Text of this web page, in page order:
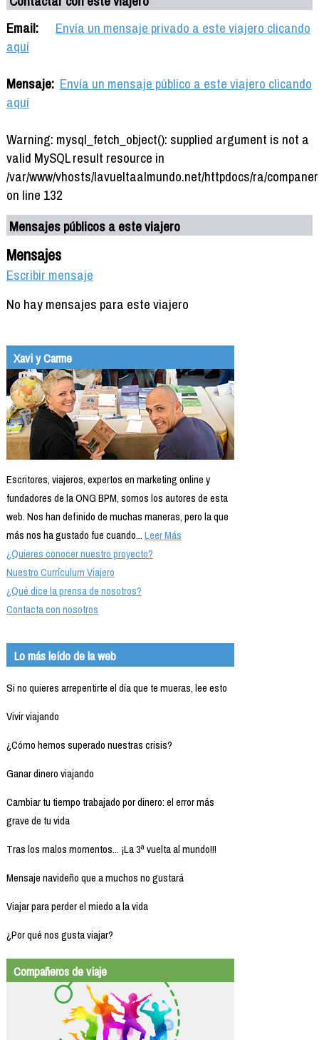
Email:
Envía un mensaje privado a este viajero clicando
aquí
Mensaje: Envía un mensaje público a este viajero clicando
aquí
Warning: mysql_fetch_object(): supplied argument is not a
valid MySQL result resource in
/var/www/vhosts/lavueltaalmundo.net/httpdocs/ra/
on line 132
Mensajes públicos a este viajero
Mensajes
Escribir mensaje
No hay mensajes para este viajero
Xavi y Carme
Escritores, viajeros, expertos en marketing online y
fundadores de la ONG BPM, somos los autores de esta
web. Nos han definido de muchas maneras, pero la que
más nos ha gustado fue cuando...Leer Más
¿Quieres conocer nuestro proyecto?
Nuestro Currículum Viajero
¿Qué dice la prensa de nosotros?
Contacta con nosotros
Lo más leído de la web
Si no quieres arrepentirte el día que te mueras, lee esto
Vivir viajando
¿Cómo hemos superado nuestras crisis?
Ganar dinero viajando
Cambiar tu tiempo trabajado por dinero: el error más
grave de tu vida
Tras los malos momentos... ¡La 3ª vuelta al mundo!!!
Mensaje navideño que a muchos no gustará
Viajar para perder el miedo a la vida
¿Por qué nos gusta viajar?
Compañeros de viaje